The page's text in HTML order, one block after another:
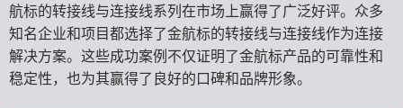
航标的转接线与连接线系列在市场上赢得了广泛好评。众多
知名企业和项目都选择了金航标的转接线与连接线作为连接
解决方案。这些成功案例不仅证明了金航标产品的可靠性和
稳定性，也为其赢得了良好的口碑和品牌形象。